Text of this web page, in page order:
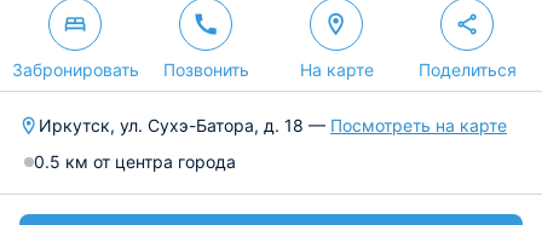
Забронировать Позвонить На карте Поделиться
Иркутск, ул. Сухэ-Батора, д. 18 — Посмотреть на карте
0.5 км от центра города